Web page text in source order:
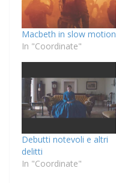
Macbeth in slow motion
In "Coordinate"
Debutti notevoli e altri
delitti
In "Coordinate"